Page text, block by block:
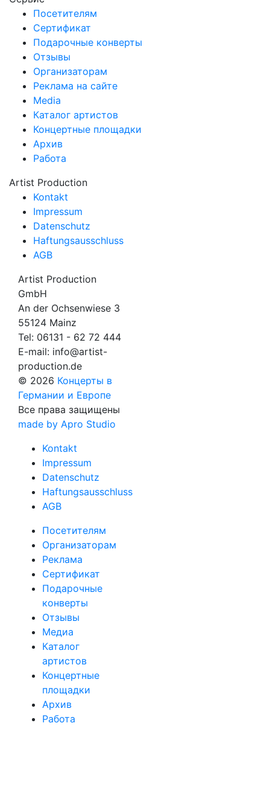
Посетителям
Сертификат
Подарочные конверты
Отзывы
Организаторам
Реклама на сайте
Media
Каталог артистов
Концертные площадки
Архив
Работа
Artist Production
Kontakt
Impressum
Datenschutz
Haftungsausschluss
AGB
Artist Production
GmbH
An der Ochsenwiese 3
55124 Mainz
Tel: 06131 - 62 72 444
E-mail: info@artist-
production.de
© 2026 Концерты в
Германии и Европе
Все права защищены
made by Apro Studio
Kontakt
Impressum
Datenschutz
Haftungsausschluss
AGB
Посетителям
Организаторам
Реклама
Сертификат
Подарочные
конверты
Отзывы
Медиа
Каталог
артистов
Концертные
площадки
Архив
Работа